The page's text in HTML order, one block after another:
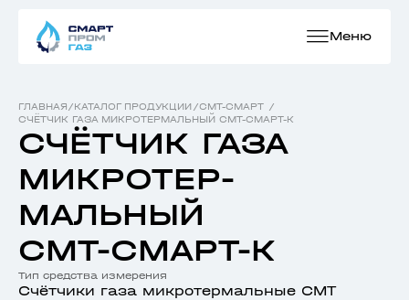
Меню
ГЛАВНАЯ/КАТАЛОГ ПРОДУКЦИИ/СМТ-СМАРТ /
СЧЁТЧИК ГАЗА МИКРОТЕРМАЛЬНЫЙ СМТ-СМАРТ-К
СЧЁТЧИК ГАЗА
МИКРОТЕР-
МАЛЬНЫЙ
СМТ-СМАРТ-К
Тип средства измерения
Счётчики газа микротермальные СМТ